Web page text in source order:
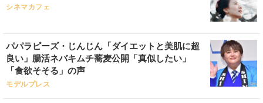
シネマカフェ
パパラピーズ・じんじん「ダイエットと美肌に超
良い」腸活ネバキムチ蕎麦公開「真似したい」
「食欲そそる」の声
モデルプレス